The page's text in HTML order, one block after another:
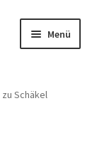
Menü
Schäkel